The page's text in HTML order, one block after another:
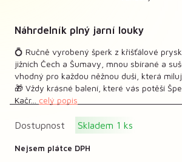
Náhrdelník plný jarní louky
💍 Ručně vyrobený šperk z křišťálové
jižních Čech a Šumavy, mnou sbírané a
vhodný pro každou něžnou duši, která
🎁 Vždy krásné balení, které vás potěší
Kačr... celý popis
Dostupnost Skladem 1 ks
Nejsem plátce DPH